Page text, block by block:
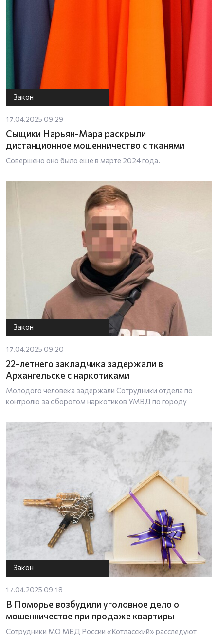
Закон
17.04.2025 09:29
Сыщики Нарьян-Мара раскрыли
дистанционное мошенничество с тканями
Совершено оно было еще в марте 2024 года.
Закон
17.04.2025 09:20
22-летнего закладчика задержали в
Архангельске с наркотиками
Молодого человека задержали Сотрудники отдела по
контролю за оборотом наркотиков УМВД по городу
Закон
17.04.2025 09:18
В Поморье возбудили уголовное дело о
мошенничестве при продаже квартиры
Сотрудники МО МВД России «Котласский» расследуют